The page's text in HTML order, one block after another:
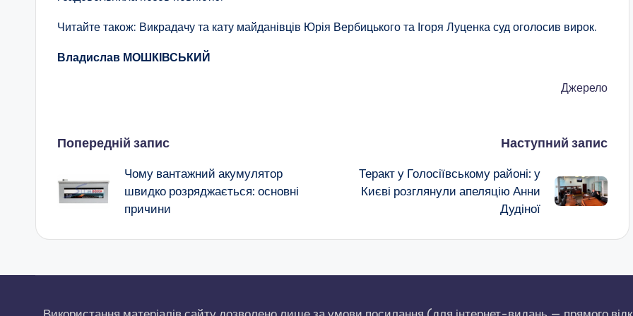
Читайте також: Викрадачу та кату майданівців Юрія Вербицького та Ігоря Луценка суд оголосив вирок.
Владислав МОШКІВСЬКИЙ
Джерело
Навігація
запису
Попередній запис
Чому вантажний акумулятор
швидко розряджається: основні
причини
Наступний запис
Теракт у Голосіївському районі: у
Києві розглянули апеляцію Анни
Дудіної